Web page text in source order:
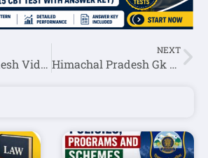
Himachal Pradesh Vidhan Sabha
NEXT
Himachal Pradesh Gk Transport,Roads,Newspapers & Telecommunications Question Answer